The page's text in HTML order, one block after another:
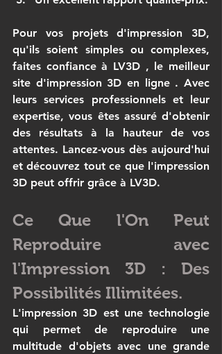
Pour vos projets d'impression 3D,
qu'ils soient simples ou complexes,
faites confiance à LV3D , le meilleur
site d'impression 3D en ligne . Avec
leurs services professionnels et leur
expertise, vous êtes assuré d'obtenir
des résultats à la hauteur de vos
attentes. Lancez-vous dès aujourd'hui
et découvrez tout ce que l'impression
3D peut offrir grâce à LV3D.
Ce Que l'On Peut
Reproduire avec
l'Impression 3D : Des
Possibilités Illimitées.
L'impression 3D est une technologie
qui permet de reproduire une
multitude d'objets avec une grande